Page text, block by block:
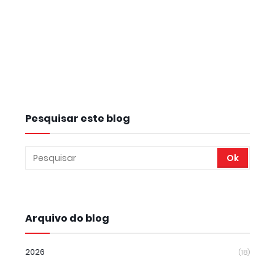
Pesquisar este blog
Arquivo do blog
2026 (18)